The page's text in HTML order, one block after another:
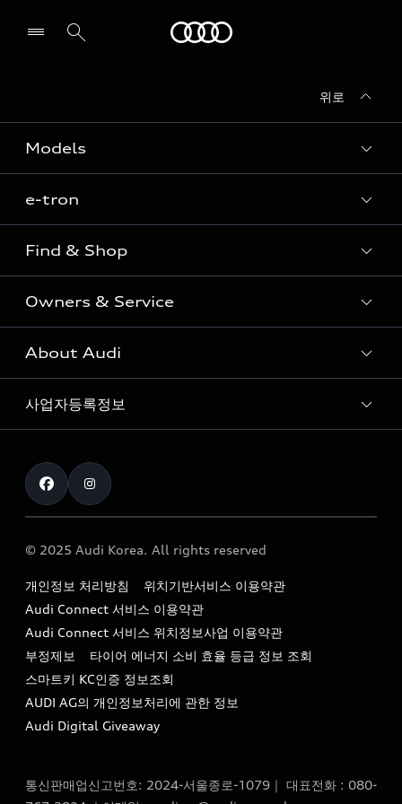
위로
Models
Sedan
SUV
Coupe
S range
e-tron
e-tron
Find & Shop
전시장/AAP 전시장/AS센터
아우디 신차 재고
아우디 모델 비교하기
아우디 공식 인증 중고차
The new Audi A6 Taste Drive 이벤트
Owners & Service
고객안내
Audi Connect
myAudiworld
내비게이션 데이터 다운로드
아우디 영상 매뉴얼
서비스 센터
서비스 프로그램
아우디 e-tron 케어 프로그램
사설수리업체를 위한 권고사항
About Audi
아우디 브랜드
Formula 1
Audi Story
아우디코리아 소식
아우디코리아 소개
아우디 스토리
아우디 브랜드 히스토리
quattro 시스템
사업자등록정보
통신판매업신고번호 : 2024-서울종로-1079
대표자명 : 틸 셰어
딩)
이메일 : audi_m@audi-ccc.co.kr
© 2025 Audi Korea. All rights reserved
개인정보 처리방침
위치기반서비스 이용약관
Audi Connect 서비스 이용약관
Audi Connect 서비스 위치정보사업 이용약관
부정제보
타이어 에너지 소비 효율 등급 정보 조회
스마트키 KC인증 정보조회
AUDI AG의 개인정보처리에 관한 정보
Audi Digital Giveaway
통신판매업신고번호: 2024-서울종로-1079｜ 대표전화 : 080-